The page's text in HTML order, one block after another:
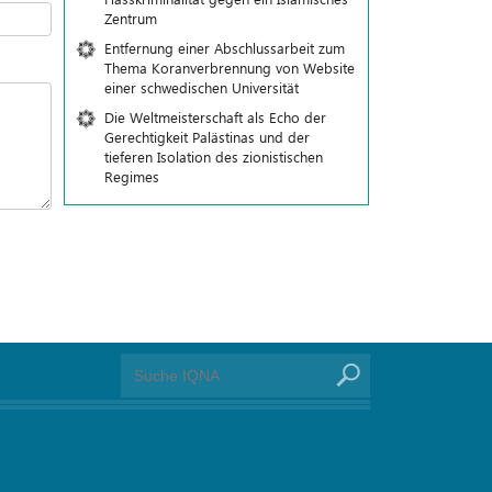
Zentrum
Entfernung einer Abschlussarbeit zum
Thema Koranverbrennung von Website
einer schwedischen Universität
Die Weltmeisterschaft als Echo der
Gerechtigkeit Palästinas und der
tieferen Isolation des zionistischen
Regimes